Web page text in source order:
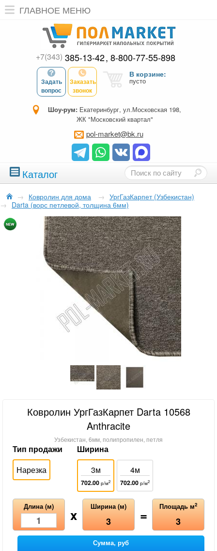
ГЛАВНОЕ МЕНЮ
+7(343) 385-13-42 8-800-77-55-898
Задать
вопрос
Заказать
звонок
В корзине:
пусто
Шоу-рум: Екатеринбург, ул.Московская 198,
ЖК "Московский квартал"
pol-market@bk.ru
Каталог
→ Ковролин для дома → УргГазКарпет (Узбекистан)
→ Darta (ворс петлевой, толщина 6мм)
Ковролин УргГазКарпет Darta 10568
Anthracite
Узбекистан, 6мм, полипропилен, петля
Тип продажи
Нарезка
Ширина
3м
702.00 р/м2
4м
702.00 р/м2
Длина (м) x Ширина (м)
3 = Площадь м2
3
Сумма, руб